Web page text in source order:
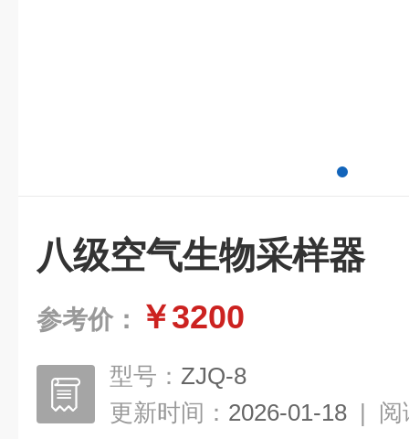
八级空气生物采样器
参考价： ￥3200
型号： ZJQ-8
更新时间： 2026-01-18 | 阅